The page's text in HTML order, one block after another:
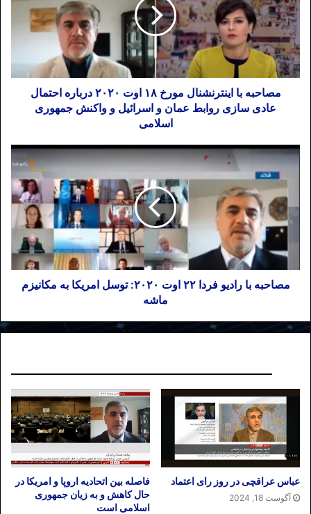
مصاحبه با اینترنشنال مورخ ۱۸ اوت ۲۰۲۰ درباره احتمال
عادی سازی روابط عمان و اسرائیل و واکنش جمهوری
اسلامی
مصاحبه با رادیو فردا ۲۲ اوت ۲۰۲۰: توسل امریکا به مکانیزم
ماشه
عباس عراقچی در روز رای اعتماد
آگوست 18, 2024
فاصله بین اتحادیه اروپا و امریکا در
حال کاهش و به زیان جمهوری
اسلامی است